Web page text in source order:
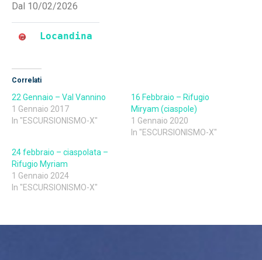
Dal 10/02/2026
Locandina
Correlati
22 Gennaio – Val Vannino
1 Gennaio 2017
In "ESCURSIONISMO-X"
16 Febbraio – Rifugio
Miryam (ciaspole)
1 Gennaio 2020
In "ESCURSIONISMO-X"
24 febbraio – ciaspolata –
Rifugio Myriam
1 Gennaio 2024
In "ESCURSIONISMO-X"